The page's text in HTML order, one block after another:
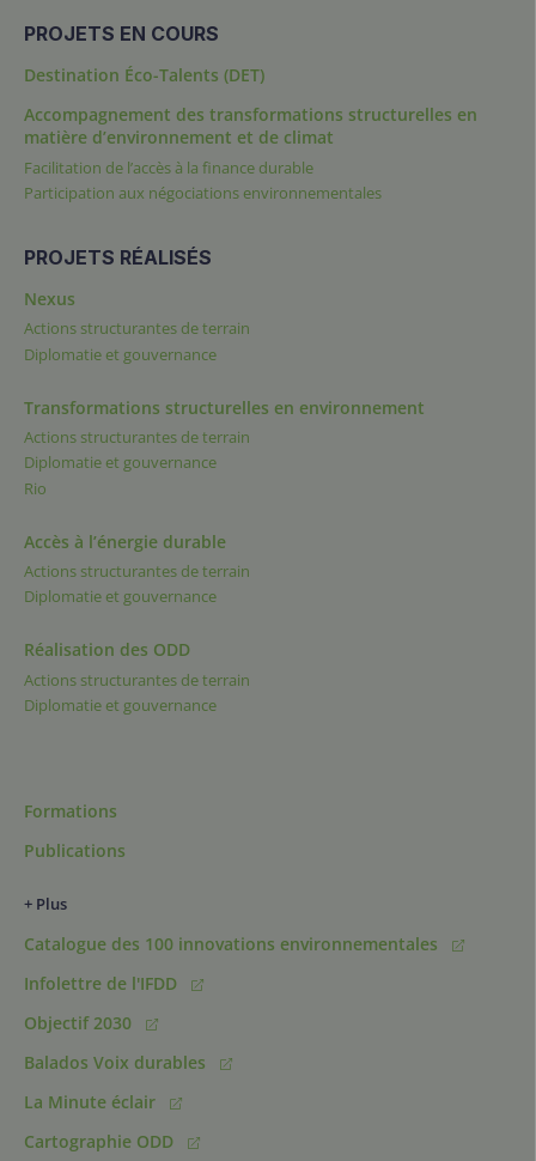
PROJETS EN COURS
Destination Éco-Talents (DET)
Accompagnement des transformations structurelles en
matière d’environnement et de climat
Facilitation de l’accès à la finance durable
Participation aux négociations environnementales
PROJETS RÉALISÉS
Nexus
Actions structurantes de terrain
Diplomatie et gouvernance
Transformations structurelles en environnement
Actions structurantes de terrain
Diplomatie et gouvernance
Rio
Accès à l’énergie durable
Actions structurantes de terrain
Diplomatie et gouvernance
Réalisation des ODD
Actions structurantes de terrain
Diplomatie et gouvernance
Formations
Publications
+ Plus
Catalogue des 100 innovations environnementales
Infolettre de l'IFDD
Objectif 2030
Balados Voix durables
La Minute éclair
Cartographie ODD